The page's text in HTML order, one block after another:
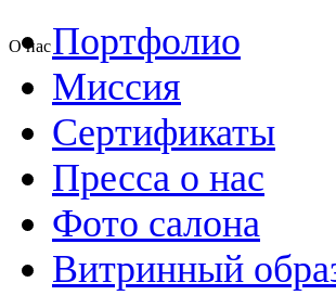
О насПортфолио
Миссия
Сертификаты
Пресса о нас
Фото салона
Витринный